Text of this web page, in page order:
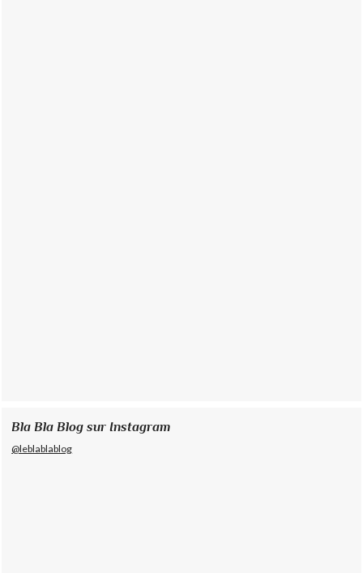
Bla Bla Blog sur Instagram
@leblablablog